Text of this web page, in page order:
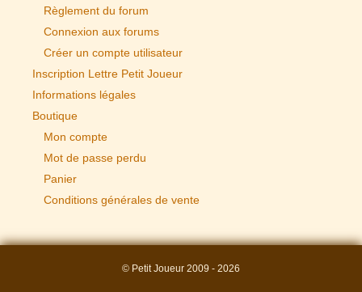
Règlement du forum
Connexion aux forums
Créer un compte utilisateur
Inscription Lettre Petit Joueur
Informations légales
Boutique
Mon compte
Mot de passe perdu
Panier
Conditions générales de vente
© Petit Joueur 2009 - 2026